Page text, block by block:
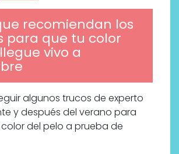
recomiendan los
para que tu color
vivo a
algunos trucos de experto
y después del verano para
del pelo a prueba de